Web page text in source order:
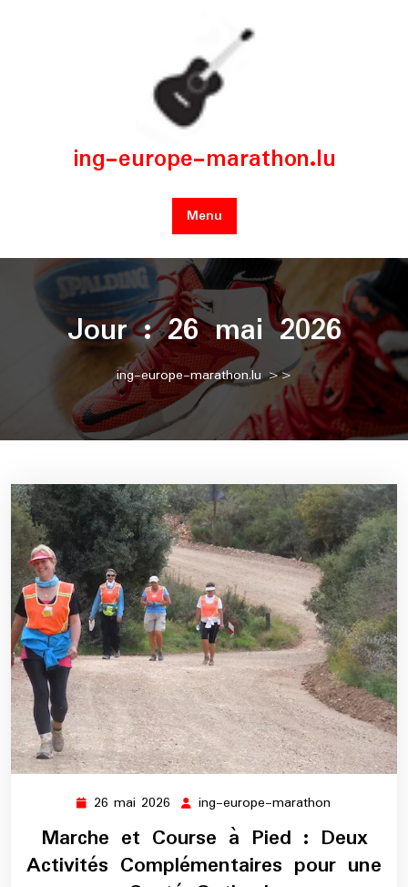
ing-europe-marathon.lu
Menu
Jour :26 mai 2026
ing-europe-marathon.lu>>
26 mai 2026 26
2026
ing-europe-marathon
europe-
marathon
Marche et Course à Pied : Deux
Activités Complémentaires pour une